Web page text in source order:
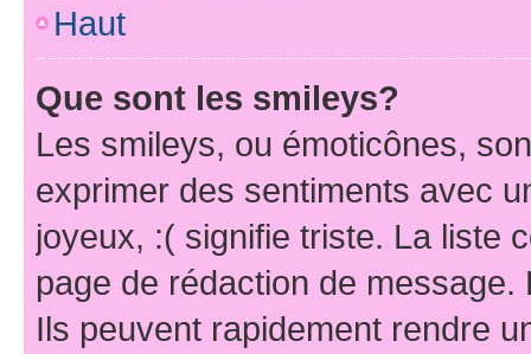
Haut
Que sont les smileys?
Les smileys, ou émoticônes,
exprimer des sentiments avec
joyeux, :( signifie triste. La liste
page de rédaction de
Ils peuvent rapidement rendre